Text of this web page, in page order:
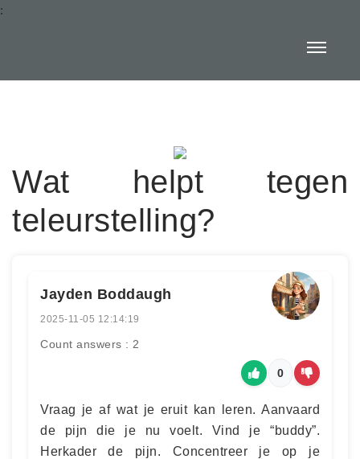
:
Wat helpt tegen
teleurstelling?
Jayden Boddaugh
2025-11-05 12:14:19
Count answers : 2
0
Vraag je af wat je eruit kan leren. Aanvaard
de pijn die je nu voelt. Vind je “buddy”.
Herkader de pijn. Concentreer je op je